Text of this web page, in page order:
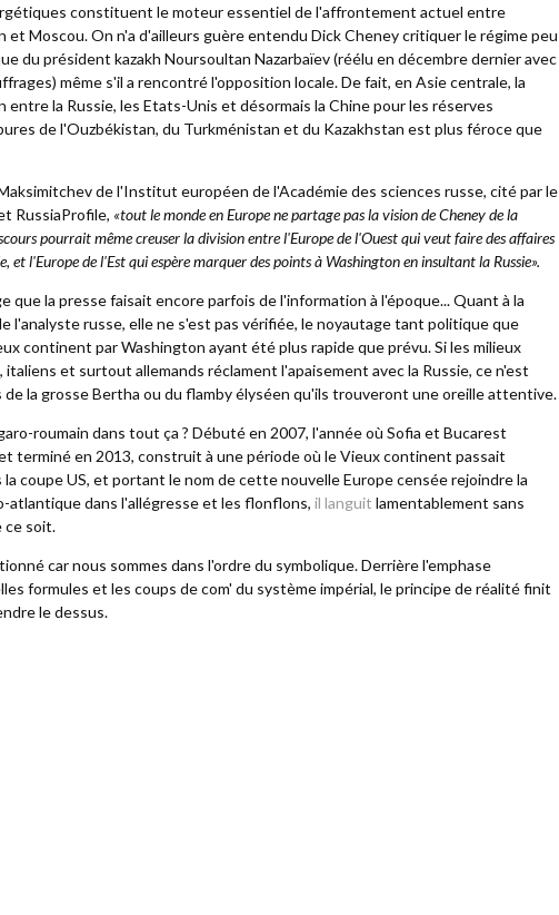
constituent le moteur essentiel de l'affrontement actuel entre
et Moscou. On n'a d'ailleurs guère entendu Dick Cheney critiquer le régime peu
du président kazakh Noursoultan Nazarbaïev (réélu en décembre dernier avec
même s'il a rencontré l'opposition locale. De fait, en Asie centrale, la
entre la Russie, les Etats-Unis et désormais la Chine pour les réserves
de l'Ouzbékistan, du Turkménistan et du Kazakhstan est plus féroce que
de l'Institut européen de l'Académie des sciences russe, cité par le
RussiaProfile, «tout le monde en Europe ne partage pas la vision de Cheney de la
pourrait même creuser la division entre l'Europe de l'Ouest qui veut faire des affaires
et l'Europe de l'Est qui espère marquer des points à Washington en insultant la Russie».
que la presse faisait encore parfois de l'information à l'époque... Quant à la
l'analyste russe, elle ne s'est pas vérifiée, le noyautage tant politique que
continent par Washington ayant été plus rapide que prévu. Si les milieux
italiens et surtout allemands réclament l'apaisement avec la Russie, ce n'est
de la grosse Bertha ou du flamby élyséen qu'ils trouveront une oreille attentive.
roumain dans tout ça ? Débuté en 2007, l'année où Sofia et Bucarest
terminé en 2013, construit à une période où le Vieux continent passait
coupe US, et portant le nom de cette nouvelle Europe censée rejoindre la
atlantique dans l'allégresse et les flonflons, il languit lamentablement sans
ce soit.
car nous sommes dans l'ordre du symbolique. Derrière l'emphase
formules et les coups de com' du système impérial, le principe de réalité finit
le dessus.